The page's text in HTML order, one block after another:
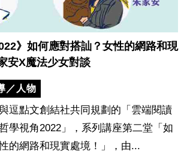
》如何應對搭訕？女性的網路和現
安X魔法少女對談
／人物
逗點文創結社共同規劃的「雲端閱讀
學視角2022」，系列講座第二堂「如
的網路和現實處境！」，由...